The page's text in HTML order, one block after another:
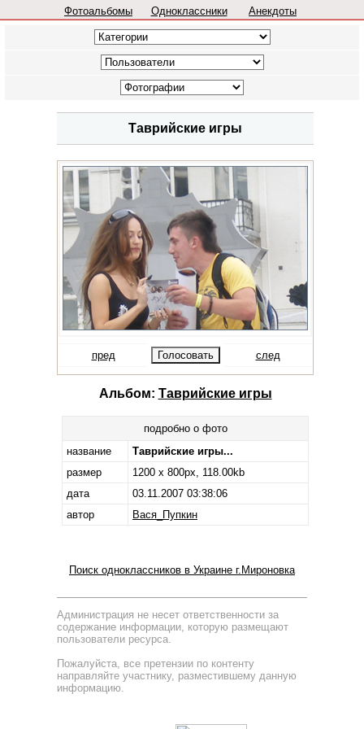
Фотоальбомы Одноклассники Анекдоты
Таврийские игры
пред след
Альбом: Таврийские игры
подробно о фото
название
Таврийские игры...
размер
1200 x 800px, 118.00kb
дата
03.11.2007 03:38:06
автор
Вася_Пупкин
Поиск одноклассников в Украине г.Мироновка
Администрация не несет ответственности за
содержание информации, которую размещают
пользователи ресурса.
Пожалуйста, все претензии по контенту
направляйте участнику, разместившему данную
информацию.